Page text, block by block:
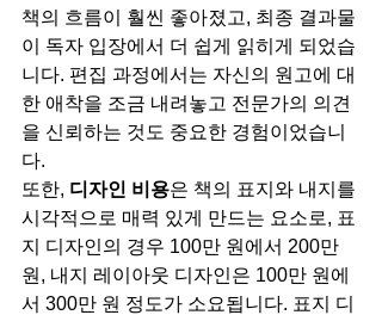
책의 흐름이 훨씬 좋아졌고, 최종 결과물
이 독자 입장에서 더 쉽게 읽히게 되었습
니다. 편집 과정에서는 자신의 원고에 대
한 애착을 조금 내려놓고 전문가의 의견
을 신뢰하는 것도 중요한 경험이었습니
다.
또한, 디자인 비용은 책의 표지와 내지를
시각적으로 매력 있게 만드는 요소로, 표
지 디자인의 경우 100만 원에서 200만
원, 내지 레이아웃 디자인은 100만 원에
서 300만 원 정도가 소요됩니다. 표지 디